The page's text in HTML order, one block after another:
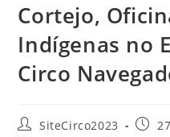
Cortejo,
Indígenas no
Circo
SiteCirco2023